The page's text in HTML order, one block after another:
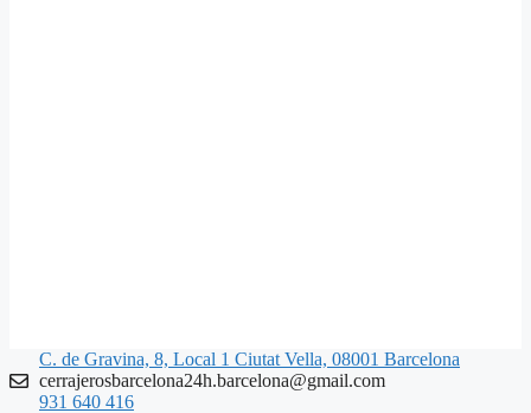
C. de Gravina, 8, Local 1 Ciutat Vella, 08001 Barcelona
cerrajerosbarcelona24h.barcelona@gmail.com
931 640 416